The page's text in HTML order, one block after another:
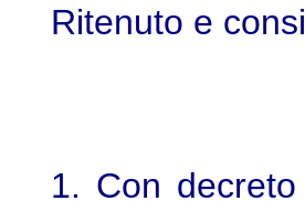
Ritenuto e
1. Con